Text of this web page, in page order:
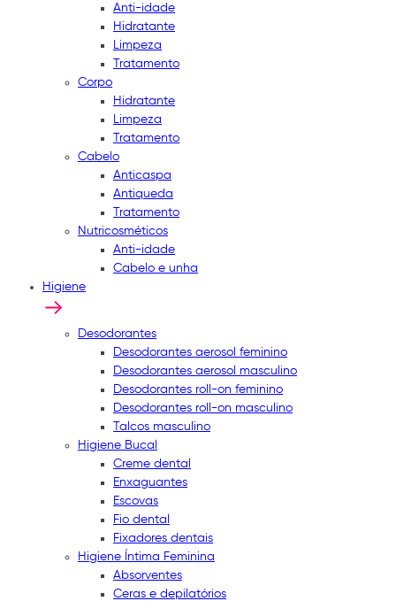
Anti-idade
Hidratante
Limpeza
Tratamento
Corpo
Hidratante
Limpeza
Tratamento
Cabelo
Anticaspa
Antiqueda
Tratamento
Nutricosméticos
Anti-idade
Cabelo e unha
Higiene
Desodorantes
Desodorantes aerosol feminino
Desodorantes aerosol masculino
Desodorantes roll-on feminino
Desodorantes roll-on masculino
Talcos masculino
Higiene Bucal
Creme dental
Enxaguantes
Escovas
Fio dental
Fixadores dentais
Higiene Íntima Feminina
Absorventes
Ceras e depilatórios